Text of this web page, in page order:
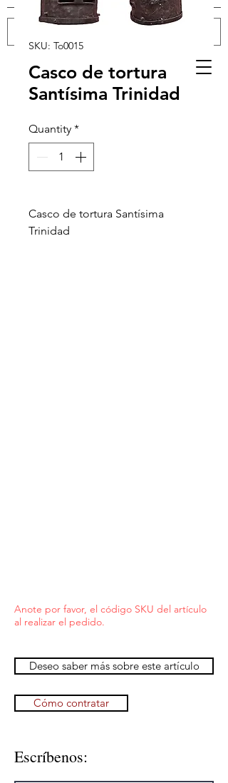
Log In
SKU: To0015
Casco de tortura
Santísima Trinidad
Quantity *
Casco de tortura Santísima
Trinidad
Anote por favor, el código SKU del artículo
al realizar el pedido.
Deseo saber más sobre este artículo
Cómo contratar
Escríbenos: